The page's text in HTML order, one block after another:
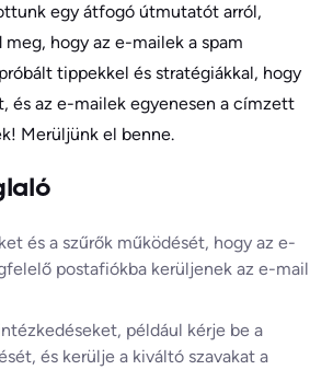
egy átfogó útmutatót arról,
hogy az e-mailek a spam
tippekkel és stratégiákkal, hogy
és az e-mailek egyenesen a címzett
Merüljünk el benne.
és a szűrők működését, hogy az e-
postafiókba kerüljenek az e-mail
például kérje be a
és kerülje a kiváltó szavakat a